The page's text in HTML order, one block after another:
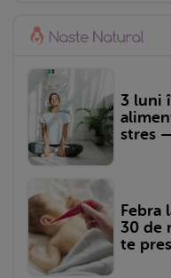
3 luni
stres
Febra
30 de
te